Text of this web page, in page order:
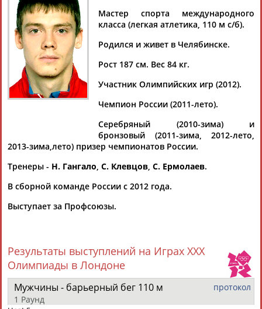
Аслаудин
АБАЕВ
Елена
АБАИМОВА
АБАКУМОВА
Тамилла
АБАСОВА
Рамазан
АБАЧАРАЕВ
Ростом
АБАШИДЗЕ
Флюра
АББАТЕ-
БУЛАТОВА
Татьяна
АББЯСОВА
Акжана
Легкая атлетикаМастер спорта международного
класса (легкая атлетика, 110 м с/б).
Родился и живет в Челябинске.
Рост 187 см. Вес 84 кг.
Участник Олимпийских игр (2012).
Чемпион России (2011-лето).
Серебряный (2010-зима) и
бронзовый (2011-зима, 2012-лето,
2013-зима,лето) призер чемпионатов России.
Тренеры - Н. Гангало, С. Клевцов, С. Ермолаев.
В сборной команде России с 2012 года.
Выступает за Профсоюзы.
Результаты выступлений на Играх XXX
Олимпиады в Лондоне
протокол
Мужчины - барьерный бег 110 м
1 Раунд